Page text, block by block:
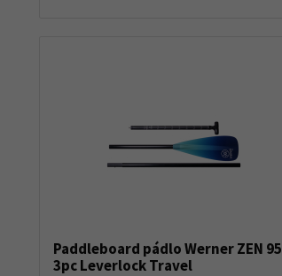
Paddleboard pádlo Werner ZEN 95
3pc Leverlock Travel